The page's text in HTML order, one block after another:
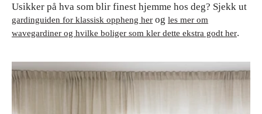
Usikker på hva som blir finest hjemme hos deg? Sjekk ut
gardinguiden for klassisk oppheng her og les mer om
wavegardiner og hvilke boliger som kler dette ekstra godt her.